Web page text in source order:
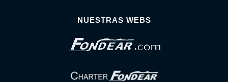
NUESTRAS WEBS